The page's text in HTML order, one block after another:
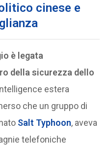
cinese e
è legata
della sicurezza dello
estera
che un gruppo di
Salt Typhoon, aveva
telefoniche